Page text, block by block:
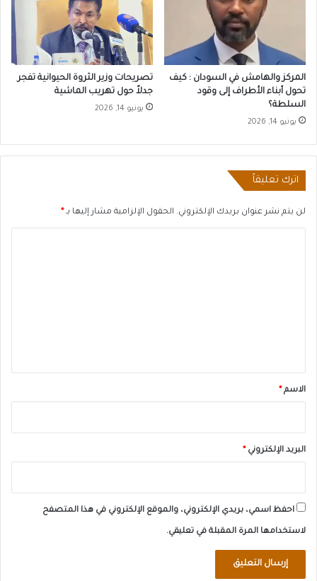
المركز والهامش في السودان : كيف
تحول أبناء الأطراف إلى وقود
السلطة؟
يونيو 14, 2026
تصريحات وزير الثروة الحيوانية تفجر
جدلاً حول تهريب الماشية
يونيو 14, 2026
اترك تعليقاً
لن يتم نشر عنوان بريدك الإلكتروني. الحقول الإلزامية مشار إليها بـ*
*الاسم*
البريد الإلكتروني*
احفظ اسمي، بريدي الإلكتروني، والموقع الإلكتروني في هذا المتصفح
لاستخدامها المرة المقبلة في تعليقي.